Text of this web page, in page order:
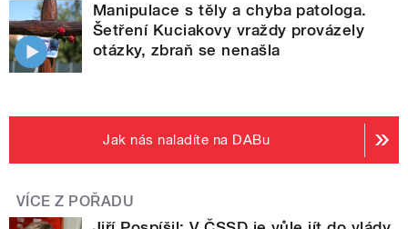
Manipulace s těly a chyba patologa.
Šetření Kuciakovy vraždy provázely
otázky, zbraň se nenašla
Jak nás naladíte na DABu
VÍCE Z POŘADU